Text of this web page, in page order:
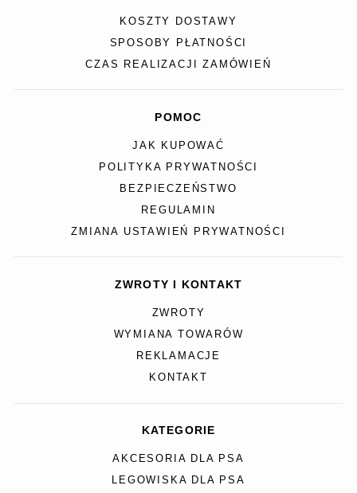
KOSZTY DOSTAWY
SPOSOBY PŁATNOŚCI
CZAS REALIZACJI ZAMÓWIEŃ
POMOC
JAK KUPOWAĆ
POLITYKA PRYWATNOŚCI
BEZPIECZEŃSTWO
REGULAMIN
ZMIANA USTAWIEŃ PRYWATNOŚCI
ZWROTY I KONTAKT
ZWROTY
WYMIANA TOWARÓW
REKLAMACJE
KONTAKT
KATEGORIE
AKCESORIA DLA PSA
LEGOWISKA DLA PSA